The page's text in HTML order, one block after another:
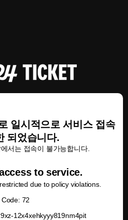
일시적으로 서비스 접속
되었습니다.
서는 접속이 불가능합니다.
to service.
due to policy violations.
Code: 72
12x4xehkyyy819nm4pit